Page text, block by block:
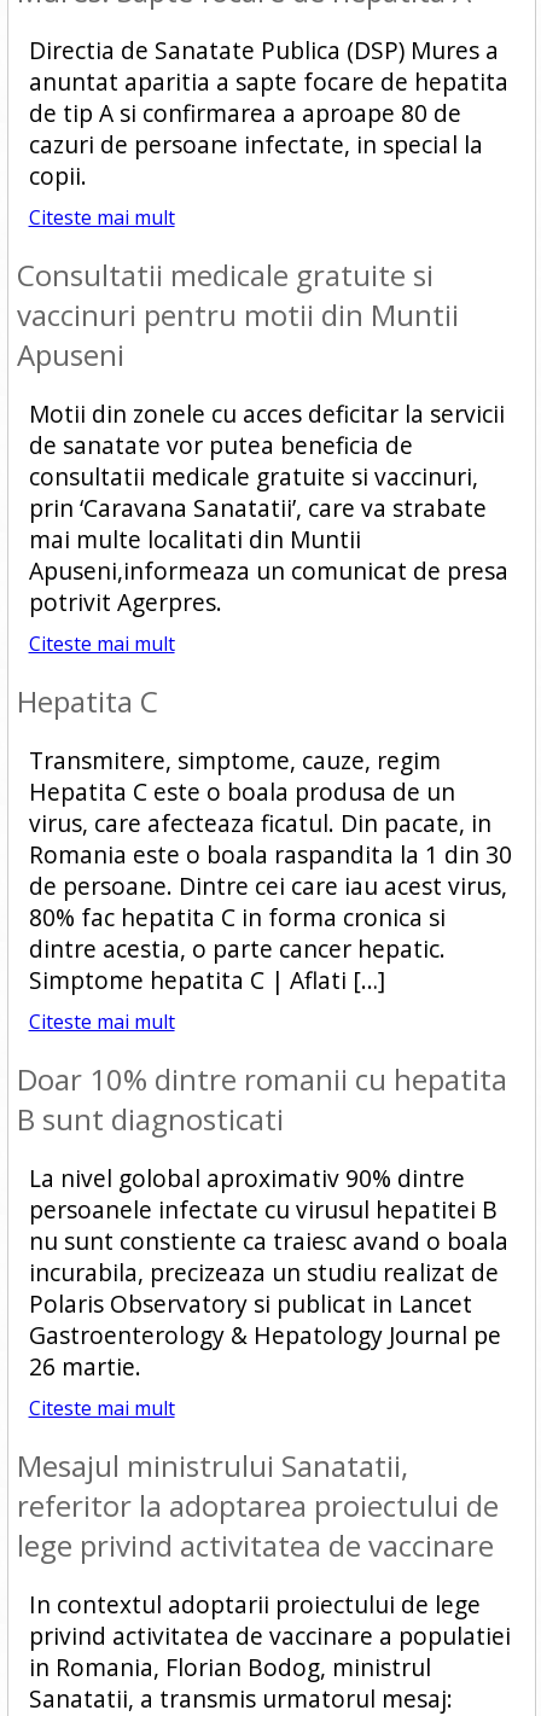
Directia de Sanatate Publica (DSP) Mures a
anuntat aparitia a sapte focare de hepatita
de tip A si confirmarea a aproape 80 de
cazuri de persoane infectate, in special la
copii.
Citeste mai mult
Consultatii medicale gratuite si
vaccinuri pentru motii din Muntii
Apuseni
Motii din zonele cu acces deficitar la servicii
de sanatate vor putea beneficia de
consultatii medicale gratuite si vaccinuri,
prin ‘Caravana Sanatatii’, care va strabate
mai multe localitati din Muntii
Apuseni,informeaza un comunicat de presa
potrivit Agerpres.
Citeste mai mult
Hepatita C
Transmitere, simptome, cauze, regim
Hepatita C este o boala produsa de un
virus, care afecteaza ficatul. Din pacate, in
Romania este o boala raspandita la 1 din 30
de persoane. Dintre cei care iau acest virus,
80% fac hepatita C in forma cronica si
dintre acestia, o parte cancer hepatic.
Simptome hepatita C | Aflati […]
Citeste mai mult
Doar 10% dintre romanii cu hepatita
B sunt diagnosticati
La nivel golobal aproximativ 90% dintre
persoanele infectate cu virusul hepatitei B
nu sunt constiente ca traiesc avand o boala
incurabila, precizeaza un studiu realizat de
Polaris Observatory si publicat in Lancet
Gastroenterology & Hepatology Journal pe
26 martie.
Citeste mai mult
Mesajul ministrului Sanatatii,
referitor la adoptarea proiectului de
lege privind activitatea de vaccinare
In contextul adoptarii proiectului de lege
privind activitatea de vaccinare a populatiei
in Romania, Florian Bodog, ministrul
Sanatatii, a transmis urmatorul mesaj: